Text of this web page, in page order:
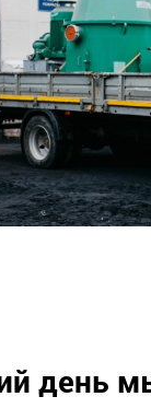
день